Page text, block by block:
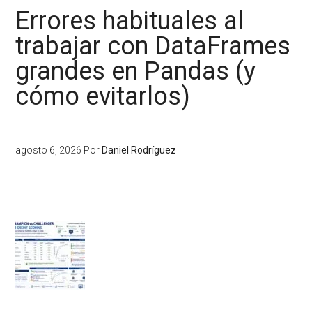
Errores habituales al
trabajar con DataFrames
grandes en Pandas (y
cómo evitarlos)
agosto 6, 2026 Por Daniel Rodríguez